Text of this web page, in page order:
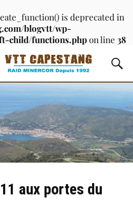
is deprecated in
blogvtt/wp-
child/functions.phpon line 38
aux portes du